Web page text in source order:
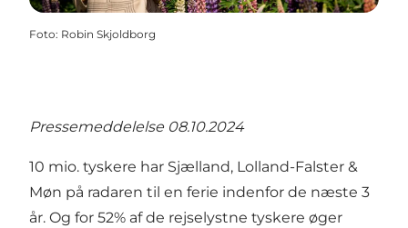
Foto: Robin Skjoldborg
Pressemeddelelse 08.10.2024
10 mio. tyskere har Sjælland, Lolland-Falster &
Møn på radaren til en ferie indenfor de næste 3
år. Og for 52% af de rejselystne tyskere øger